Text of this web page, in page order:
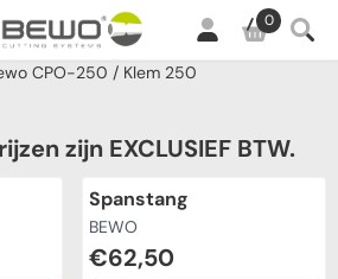
gesloten. 0
CPO-250 / Klem 250
zijn EXCLUSIEF BTW.
Spanstang
Merk:
BEWO
Prijs: 62,50
€62,50